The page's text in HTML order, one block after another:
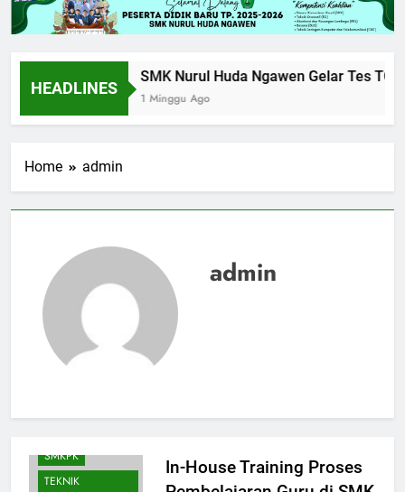
HEADLINES
SMK Nurul Huda Ngawen Gelar Tes
1 Minggu Ago
Home admin
admin
AKUNTANSI DAN
LEMBAGA
BKK
BUSANA
DESAIN
KOMUNIKASI
VISUAL
FASHION
SMK PUSAT
SMKPK
TEKNIK
In-House Training Proses